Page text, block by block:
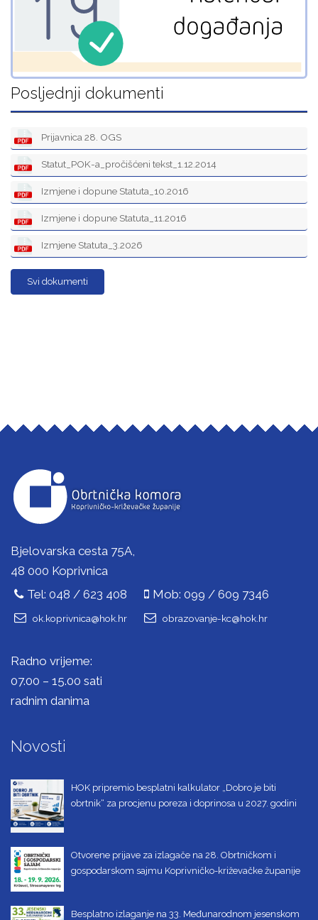
Posljednji dokumenti
Prijavnica 28. OGS
Statut_POK-a_pročišćeni tekst_1.12.2014
Izmjene i dopune Statuta_10.2016
Izmjene i dopune Statuta_11.2016
Izmjene Statuta_3.2026
Svi dokumenti
Bjelovarska cesta 75A,
48 000 Koprivnica
Tel: 048 / 623 408
Mob: 099 / 609 7346
ok.koprivnica@hok.hr obrazovanje-kc@hok.hr
Radno vrijeme:
07.00 – 15.00 sati
radnim danima
Novosti
HOK pripremio besplatni kalkulator „Dobro je biti
obrtnik“ za procjenu poreza i doprinosa u 2027. godini
Otvorene prijave za izlagače na 28. Obrtničkom i
gospodarskom sajmu Koprivničko-križevačke županije
Besplatno izlaganje na 33. Međunarodnom jesenskom